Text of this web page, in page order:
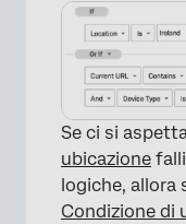
Se ci si
ubicazione
logiche, allora
Condizione di